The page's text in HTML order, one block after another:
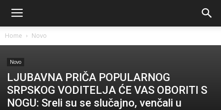
Home Novo
Novo
LJUBAVNA PRIČA POPULARNOG
SRPSKOG VODITELJA ĆE VAS OBORITI S
NOGU: Sreli su se slučajno, venčali u